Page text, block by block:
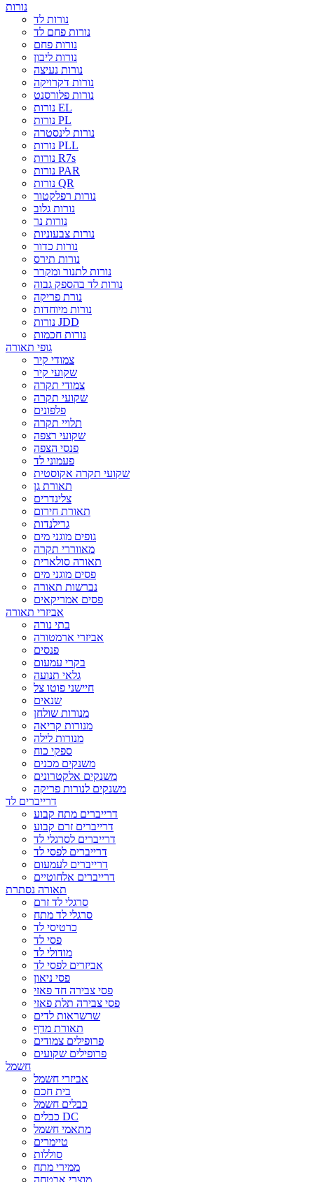
נורות
נורות לד
נורות פחם לד
נורות פחם
נורות ליבון
נורות נעיצה
נורות דקרויקה
נורות פלורסנט
נורות EL
נורות PL
נורות לינסטרה
נורות PLL
נורות R7s
נורות PAR
נורות QR
נורות רפלקטור
נורות גלוב
נורות נר
נורות צבעוניות
נורות כדור
נורות תירס
נורות לתנור ומקרר
נורות לד בהספק גבוה
נורת פריקה
נורות מיוחדות
נורות JDD
נורות חכמות
גופי תאורה
צמודי קיר
שקועי קיר
צמודי תקרה
שקועי תקרה
פלפונים
תלויי תקרה
שקועי רצפה
פנסי הצפה
פעמוני לד
שקועי תקרה אקוסטית
תאורת גן
צלינדרים
תאורת חירום
גרילנדות
גופים מוגני מים
מאווררי תקרה
תאורה סולארית
פסים מוגני מים
נברשות תאורה
פסים אמריקאים
אביזרי תאורה
בתי נורה
אביזרי ארמטורה
פנסים
בקרי עמעום
גלאי תנועה
חיישני פוטו צל
שנאים
מנורות שולחן
מנורות קריאה
מנורות לילה
ספקי כוח
משנקים מכנים
משנקים אלקטרונים
משנקים לנורות פריקה
דרייברים לד
דרייברים מתח קבוע
דרייברים זרם קבוע
דרייברים לסרגלי לד
דרייברים לפסי לד
דרייברים לעמעום
דרייברים אלחוטיים
תאורה נסתרת
סרגלי לד זרם
סרגלי לד מתח
כרטיסי לד
פסי לד
מודולי לד
אביזרים לפסי לד
פסי ניאון
פסי צבירה חד פאזי
פסי צבירה תלת פאזי
שרשראות לדים
תאורת מדף
פרופילים צמודים
פרופילים שקועים
חשמל
אביזרי חשמל
בית חכם
כבלים חשמל
כבלים DC
מתאמי חשמל
טיימרים
סוללות
ממירי מתח